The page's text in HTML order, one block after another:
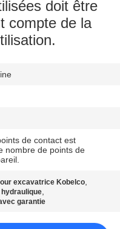
doit être
compte de la
de contact est
nombre de points de
excavatrice Kobelco,
,
garantie